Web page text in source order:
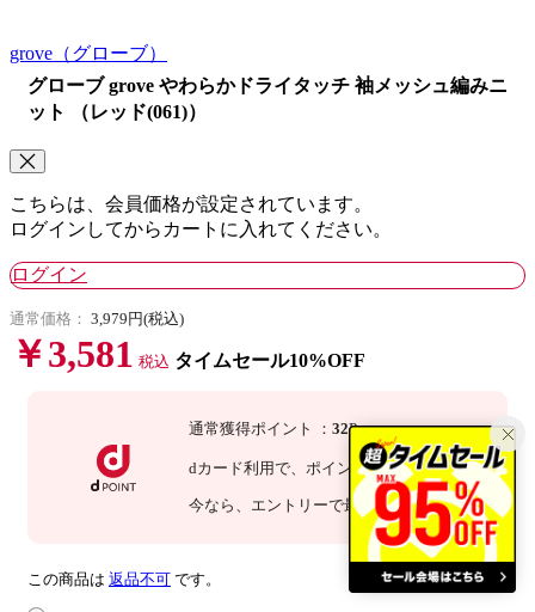
grove （グローブ）
グローブ grove やわらかドライタッチ 袖メッシュ編みニ
ット （レッド(061)）
こちらは、会員価格が設定されています。
ログインしてからカートに入れてください。
ログイン
通常価格： 3,979円(税込)
￥3,581 税込 タイムセール10%OFF
通常獲得ポイント ： 32P
dカード利用で、 ポイント3倍 ：96P
今なら 、エントリーで最大 倍！詳細
この商品は 返品不可 です。